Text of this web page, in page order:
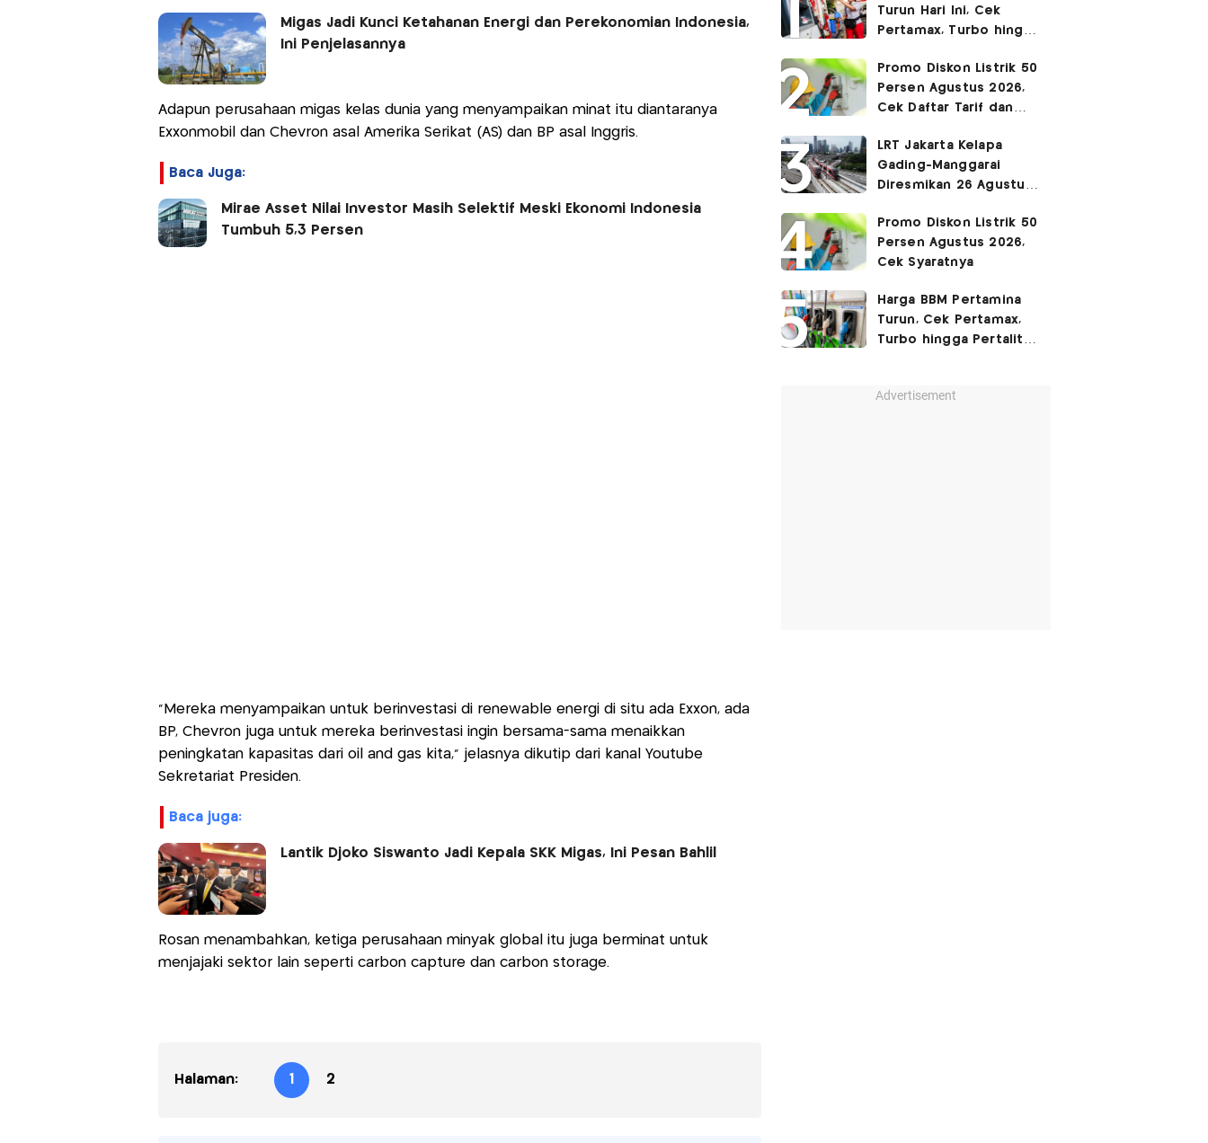
Migas Jadi Kunci Ketahanan Energi dan Perekonomian Indonesia,
Ini Penjelasannya
Adapun perusahaan migas kelas dunia yang menyampaikan minat itu diantaranya
Exxonmobil dan Chevron asal Amerika Serikat (AS) dan BP asal Inggris.
Baca Juga:
Mirae Asset Nilai Investor Masih Selektif Meski Ekonomi Indonesia
Tumbuh 5,3 Persen
"Mereka menyampaikan untuk berinvestasi di renewable energi di situ ada Exxon, ada
BP, Chevron juga untuk mereka berinvestasi ingin bersama-sama menaikkan
peningkatan kapasitas dari oil and gas kita," jelasnya dikutip dari kanal Youtube
Sekretariat Presiden.
baca juga:
Lantik Djoko Siswanto Jadi Kepala SKK Migas, Ini Pesan Bahlil
Rosan menambahkan, ketiga perusahaan minyak global itu juga berminat untuk
menjajaki sektor lain seperti carbon capture dan carbon storage.
Halaman: 1 2
Turun Hari Ini, Cek
Pertamax, Turbo hingga
2026
Promo Diskon Listrik 50
Persen Agustus 2026,
Cek Daftar Tarif dan
LRT Jakarta Kelapa
Gading-Manggarai
Diresmikan 26 Agustus
Promo Diskon Listrik 50
Persen Agustus 2026,
Cek Syaratnya
Harga BBM Pertamina
Turun, Cek Pertamax,
Turbo hingga Pertalite
Advertisement